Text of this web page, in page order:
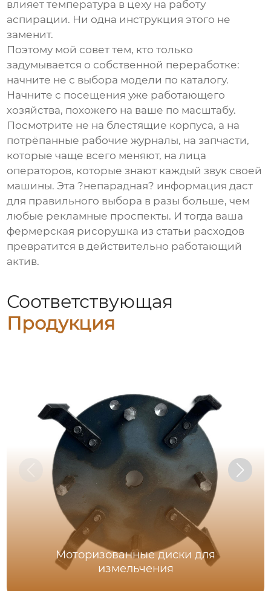
влияет температура в цеху на работу
аспирации. Ни одна инструкция этого не
заменит.
Поэтому мой совет тем, кто только
задумывается о собственной переработке:
начните не с выбора модели по каталогу.
Начните с посещения уже работающего
хозяйства, похожего на ваше по масштабу.
Посмотрите не на блестящие корпуса, а на
потрёпанные рабочие журналы, на запчасти,
которые чаще всего меняют, на лица
операторов, которые знают каждый звук своей
машины. Эта ?непарадная? информация даст
для правильного выбора в разы больше, чем
любые рекламные проспекты. И тогда ваша
фермерская рисорушка из статьи расходов
превратится в действительно работающий
актив.
Соответствующая
Продукция
Моторизованные диски для
измельчения